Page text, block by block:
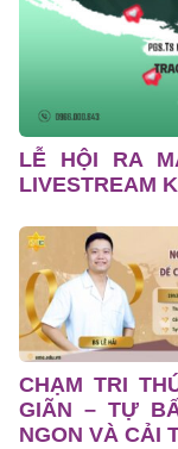
LỄ HỘI RA
LIVESTREAM
CHẠM TRI
GIÃN – TỰ
NGON VÀ CẢI